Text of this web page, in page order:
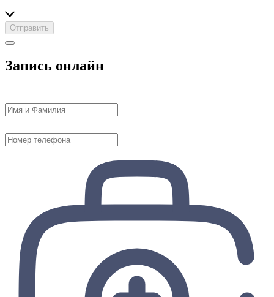
Отправить
Запись онлайн